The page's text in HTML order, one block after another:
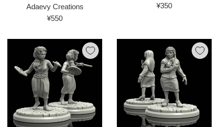
Adaevy Creations
通
価
格
¥550
通
格
¥350